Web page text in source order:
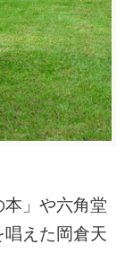
」や六角堂
えた岡倉天